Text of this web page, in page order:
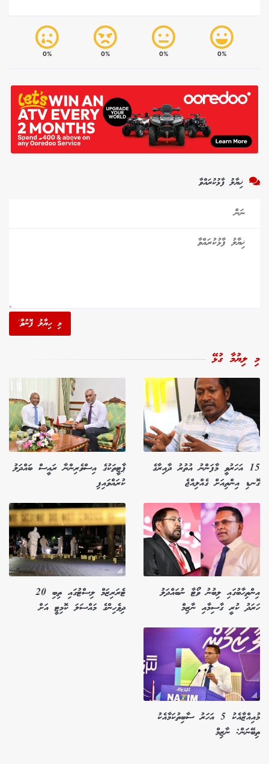
0%
0%
0%
0%
ޚިޔާލު ފާޅުކުރައްވާ
މި ހިޔާލު ފޮނުވާ'
މި ލިޔުމާ ގުޅޭ
15 އަހަރުވީ މާފަންނު އުތުރު ދާއިރާގެ
ގޮނޑި އިންތިއަށް ގެއްލިއްޖެ
ޕާޓީތަކުގެ އިސްވެރިންނާ ރައީސް ބައްދަލު
ކުރައްވައިފި
އިންތިހާބުގައި ލިބުނު ވޯޓާ ނުބައްދަލު
ހަރަދު ކުރީ ގާސިމާއި ނާޒިމް
ޓެރަރިޒަމް ލިސްޓުގައި ތިބި 20
ދިވެހިންގެ މައްސަލަ ކޮމިޓީ އަށް
މުއިއްޒާއެކު 5 އަހަރު ސާބިތުކަމާއެކު
ތިބޭނަން: ނާޒިމް